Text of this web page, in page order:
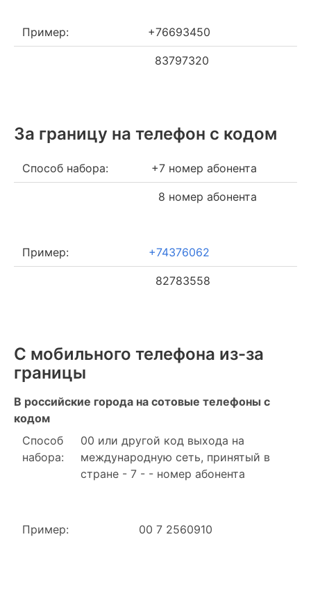
Пример: +76693450
83797320
За границу на телефон c кодом
Способ набора: +7 номер абонента
8 номер абонента
Пример: +74376062
82783558
С мобильного телефона из-за
границы
В российские города на сотовые телефоны с
кодом
Способ
набора:
00 или другой код выхода на
международную сеть, принятый в
стране - 7 - - номер абонента
Пример: 00 7 2560910